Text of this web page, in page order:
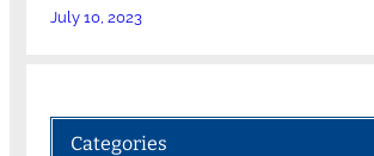
July 10, 2023
Categories